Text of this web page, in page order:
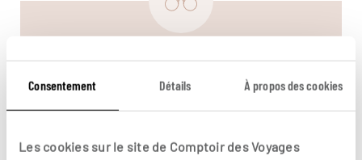
Consentement Détails À propos des cookies
Les cookies sur le site de Comptoir des Voyages
Visiter le siège de Thomas Lipton au
Sri Lanka
Non, le siège de Lipton (Lipton's seat) n'est pas
installé au sommet de la colline de Poonagala,